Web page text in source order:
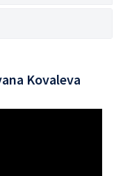
Kovaleva